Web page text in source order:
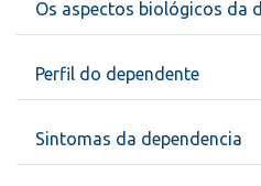
Os aspectos biológicos da
Perfil do dependente
Sintomas da dependencia